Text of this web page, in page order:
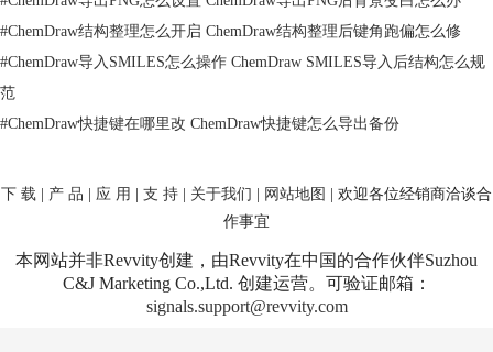
#ChemDraw结构整理怎么开启 ChemDraw结构整理后键角跑偏怎么修
#ChemDraw导入SMILES怎么操作 ChemDraw SMILES导入后结构怎么规
范
#ChemDraw快捷键在哪里改 ChemDraw快捷键怎么导出备份
下 载 产 品 应 用 支 持 关于我们 网站地图
| 欢迎各位经销商洽谈合
作事宜
本网站并非Revvity创建，由Revvity在中国的合作伙伴Suzhou
C&J Marketing Co.,Ltd. 创建运营。可验证邮箱：
signals.support@revvity.com